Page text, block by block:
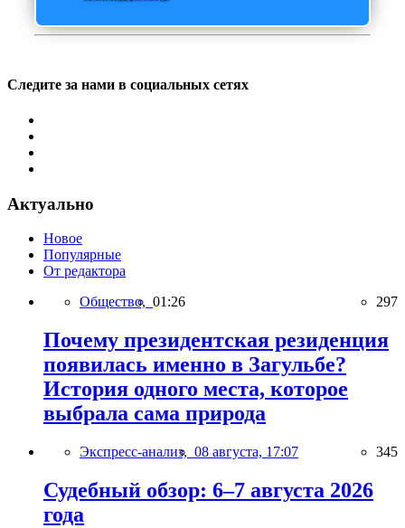
Следите за нами в социальных сетях
Актуально
Новое
Популярные
От редактора
Общество, 01:26 297
Почему президентская резиденция
появилась именно в Загульбе?
История одного места, которое
выбрала сама природа
Экспресс-анализ, 08 августа, 17:07 345
Судебный обзор: 6–7 августа 2026
года